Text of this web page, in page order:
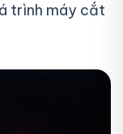
trình máy cắt